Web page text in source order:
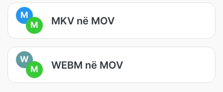
M
M
MKV në MOV
W
M
WEBM në MOV